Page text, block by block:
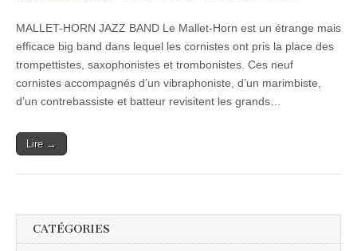
du
Mallet-
Band
MALLET-HORN JAZZ BAND Le Mallet-Horn est un étrange mais
efficace big band dans lequel les cornistes ont pris la place des
trompettistes, saxophonistes et trombonistes. Ces neuf
cornistes accompagnés d’un vibraphoniste, d’un marimbiste,
d’un contrebassiste et batteur revisitent les grands…
Lire →
CATÉGORIES